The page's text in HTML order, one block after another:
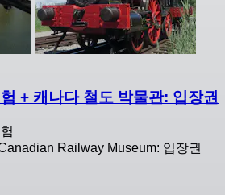
+ 캐나다 철도 박물관: 입장권
Railway Museum: 입장권